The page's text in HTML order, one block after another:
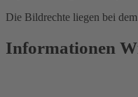
Die Bildrechte liegen bei
Informationen